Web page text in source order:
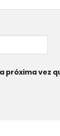
próxima vez